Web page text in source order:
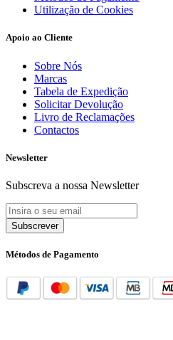
Utilização de Cookies
Apoio ao Cliente
Sobre Nós
Marcas
Tabela de Expedição
Solicitar Devolução
Livro de Reclamações
Contactos
Newsletter
Subscreva a nossa Newsletter
Subscrever
Métodos de Pagamento